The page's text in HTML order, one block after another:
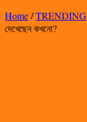
Home/TRENDING
দেখেছেন কখনো?